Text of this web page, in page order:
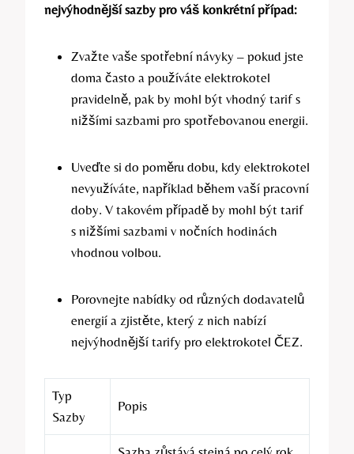
nejvýhodnější sazby ‌pro váš konkrétní případ:
Zvažte vaše spotřební návyky – pokud jste
doma často a používáte elektrokotel‌
pravidelně, pak by mohl být ⁢vhodný tarif s
nižšími sazbami ​pro spotřebovanou⁤ energii.
Uveďte si do poměru dobu, kdy ‍elektrokotel
nevyužíváte,⁤ například během vaší pracovní
⁤doby. V⁢ takovém případě by ⁤mohl být tarif
⁤s nižšími sazbami v nočních ​hodinách
vhodnou volbou.
Porovnejte nabídky od různých dodavatelů
energií a zjistěte, který z nich nabízí
nejvýhodnější‌ tarify pro elektrokotel ČEZ.
Typ
Sazby
Popis